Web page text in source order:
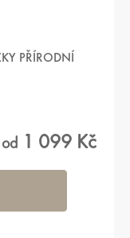
PŘÍRODNÍ
od 1 099 Kč